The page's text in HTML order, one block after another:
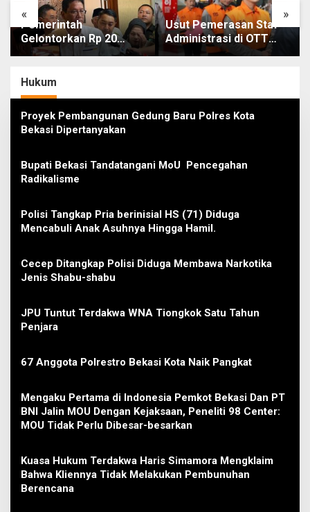
« »
Pemerintah
Gelontorkan Rp 20
Triliun Atasi Masalah
Usut Pemerasan Staf
Administrasi di OTT
Bupati Pemalang, KPK
Hukum
Proyek Pembangunan Gedung Baru Polres Kota
Bekasi Dipertanyakan
Bupati Bekasi Tandatangani MoU Pencegahan
Radikalisme
Polisi Tangkap Pria berinisial HS (71) Diduga
Mencabuli Anak Asuhnya Hingga Hamil.
Cecep Ditangkap Polisi Diduga Membawa Narkotika
Jenis Shabu-shabu
JPU Tuntut Terdakwa WNA Tiongkok Satu Tahun
Penjara
67 Anggota Polrestro Bekasi Kota Naik Pangkat
Mengaku Pertama di Indonesia Pemkot Bekasi Dan PT
BNI Jalin MOU Dengan Kejaksaan, Peneliti 98 Center:
MOU Tidak Perlu Dibesar-besarkan
Kuasa Hukum Terdakwa Haris Simamora Mengklaim
Bahwa Kliennya Tidak Melakukan Pembunuhan
Berencana